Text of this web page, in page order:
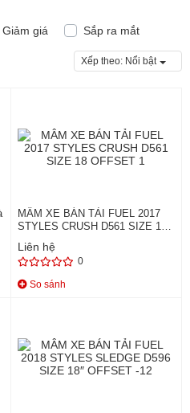
Giảm giá Sắp ra mắt
Xếp theo: Nổi bật
MÂM XE BÁN TẢI FUEL 2017
STYLES CRUSH D561 SIZE 18
Liên hệ
0
So sánh